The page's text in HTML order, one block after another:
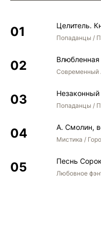
Целитель.
Современный
А. Смолин,
Мистика /
Песнь
Любовное